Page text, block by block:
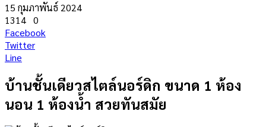
15 กุมภาพันธ์ 2024
1314 0
Facebook
Twitter
Line
บ้านชั้นเดียวสไตล์นอร์ดิก ขนาด 1 ห้อง
นอน 1 ห้องน้ำ สวยทันสมัย